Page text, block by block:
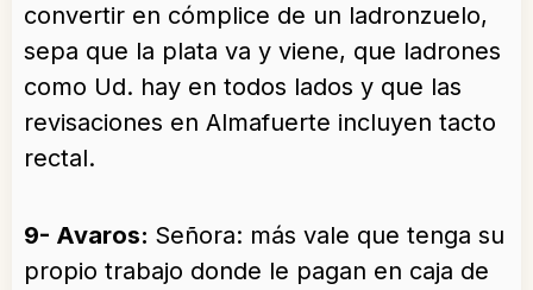
convertir en cómplice de un ladronzuelo,
sepa que la plata va y viene, que ladrones
como Ud. hay en todos lados y que las
revisaciones en Almafuerte incluyen tacto
rectal.
9- Avaros: Señora: más vale que tenga su
propio trabajo donde le pagan en caja de